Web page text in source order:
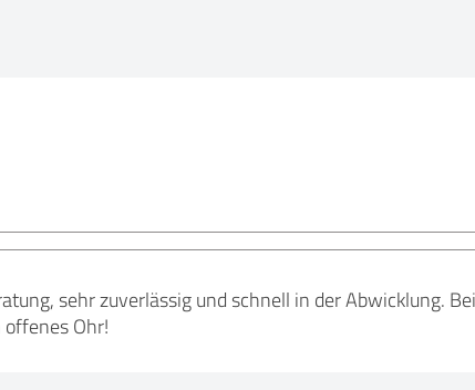
sehr zuverlässig und schnell in der Abwicklung.
Ohr!